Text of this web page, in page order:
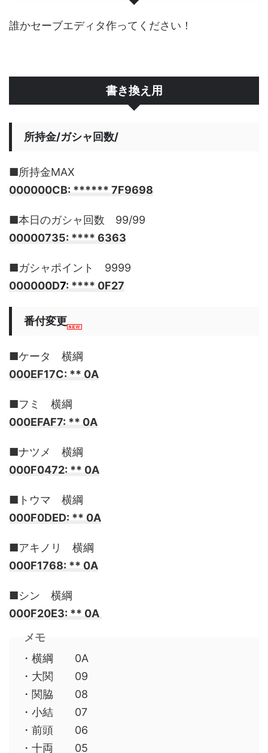
誰かセーブエディタ作ってください！
書き換え用
所持金/ガシャ回数/
■所持金MAX
000000CB: ****** 7F9698
■本日のガシャ回数 99/99
00000735: **** 6363
■ガシャポイント 9999
000000D7: **** 0F27
番付変更
■ケータ 横綱
000EF17C: ** 0A
■フミ 横綱
000EFAF7: ** 0A
■ナツメ 横綱
000F0472: ** 0A
■トウマ 横綱
000F0DED: ** 0A
■アキノリ 横綱
000F1768: ** 0A
■シン 横綱
000F20E3: ** 0A
メモ
・横綱 0A
・大関 09
・関脇 08
・小結 07
・前頭 06
・十両 05